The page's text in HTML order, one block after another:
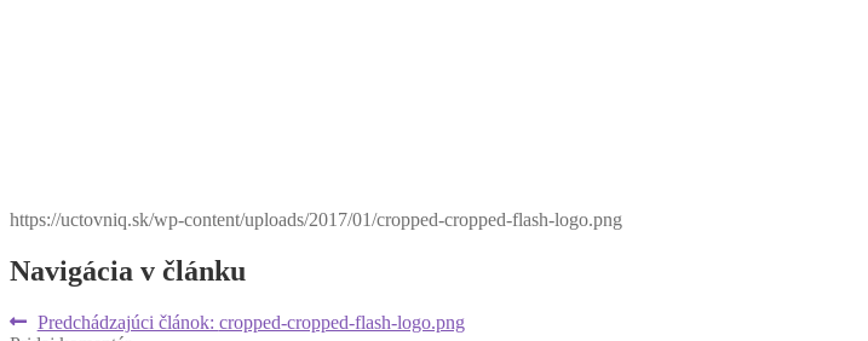
https://uctovniq.sk/wp-content/uploads/2017/01/cropped-cropped-flash-logo.png
Navigácia v článku
Predchádzajúci článok: cropped-cropped-flash-logo.png